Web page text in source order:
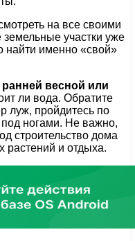
на все своими
участки уже
найти именно «свой»
ранней весной или
ли вода. Обратите
луж, пройдитесь по
ногами. Не важно,
строительство дома
и отдыха.